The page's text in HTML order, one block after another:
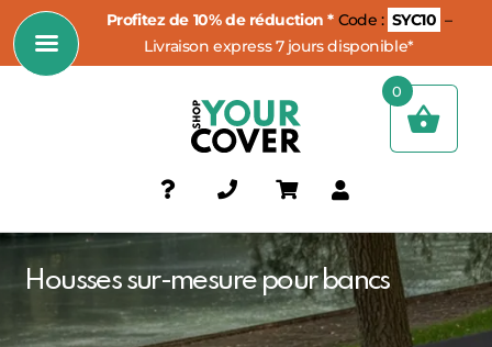
Profitez de 10% de réduction * Code : SYC10 –
Livraison express 7 jours disponible*
Housses sur-mesure pour bancs
0